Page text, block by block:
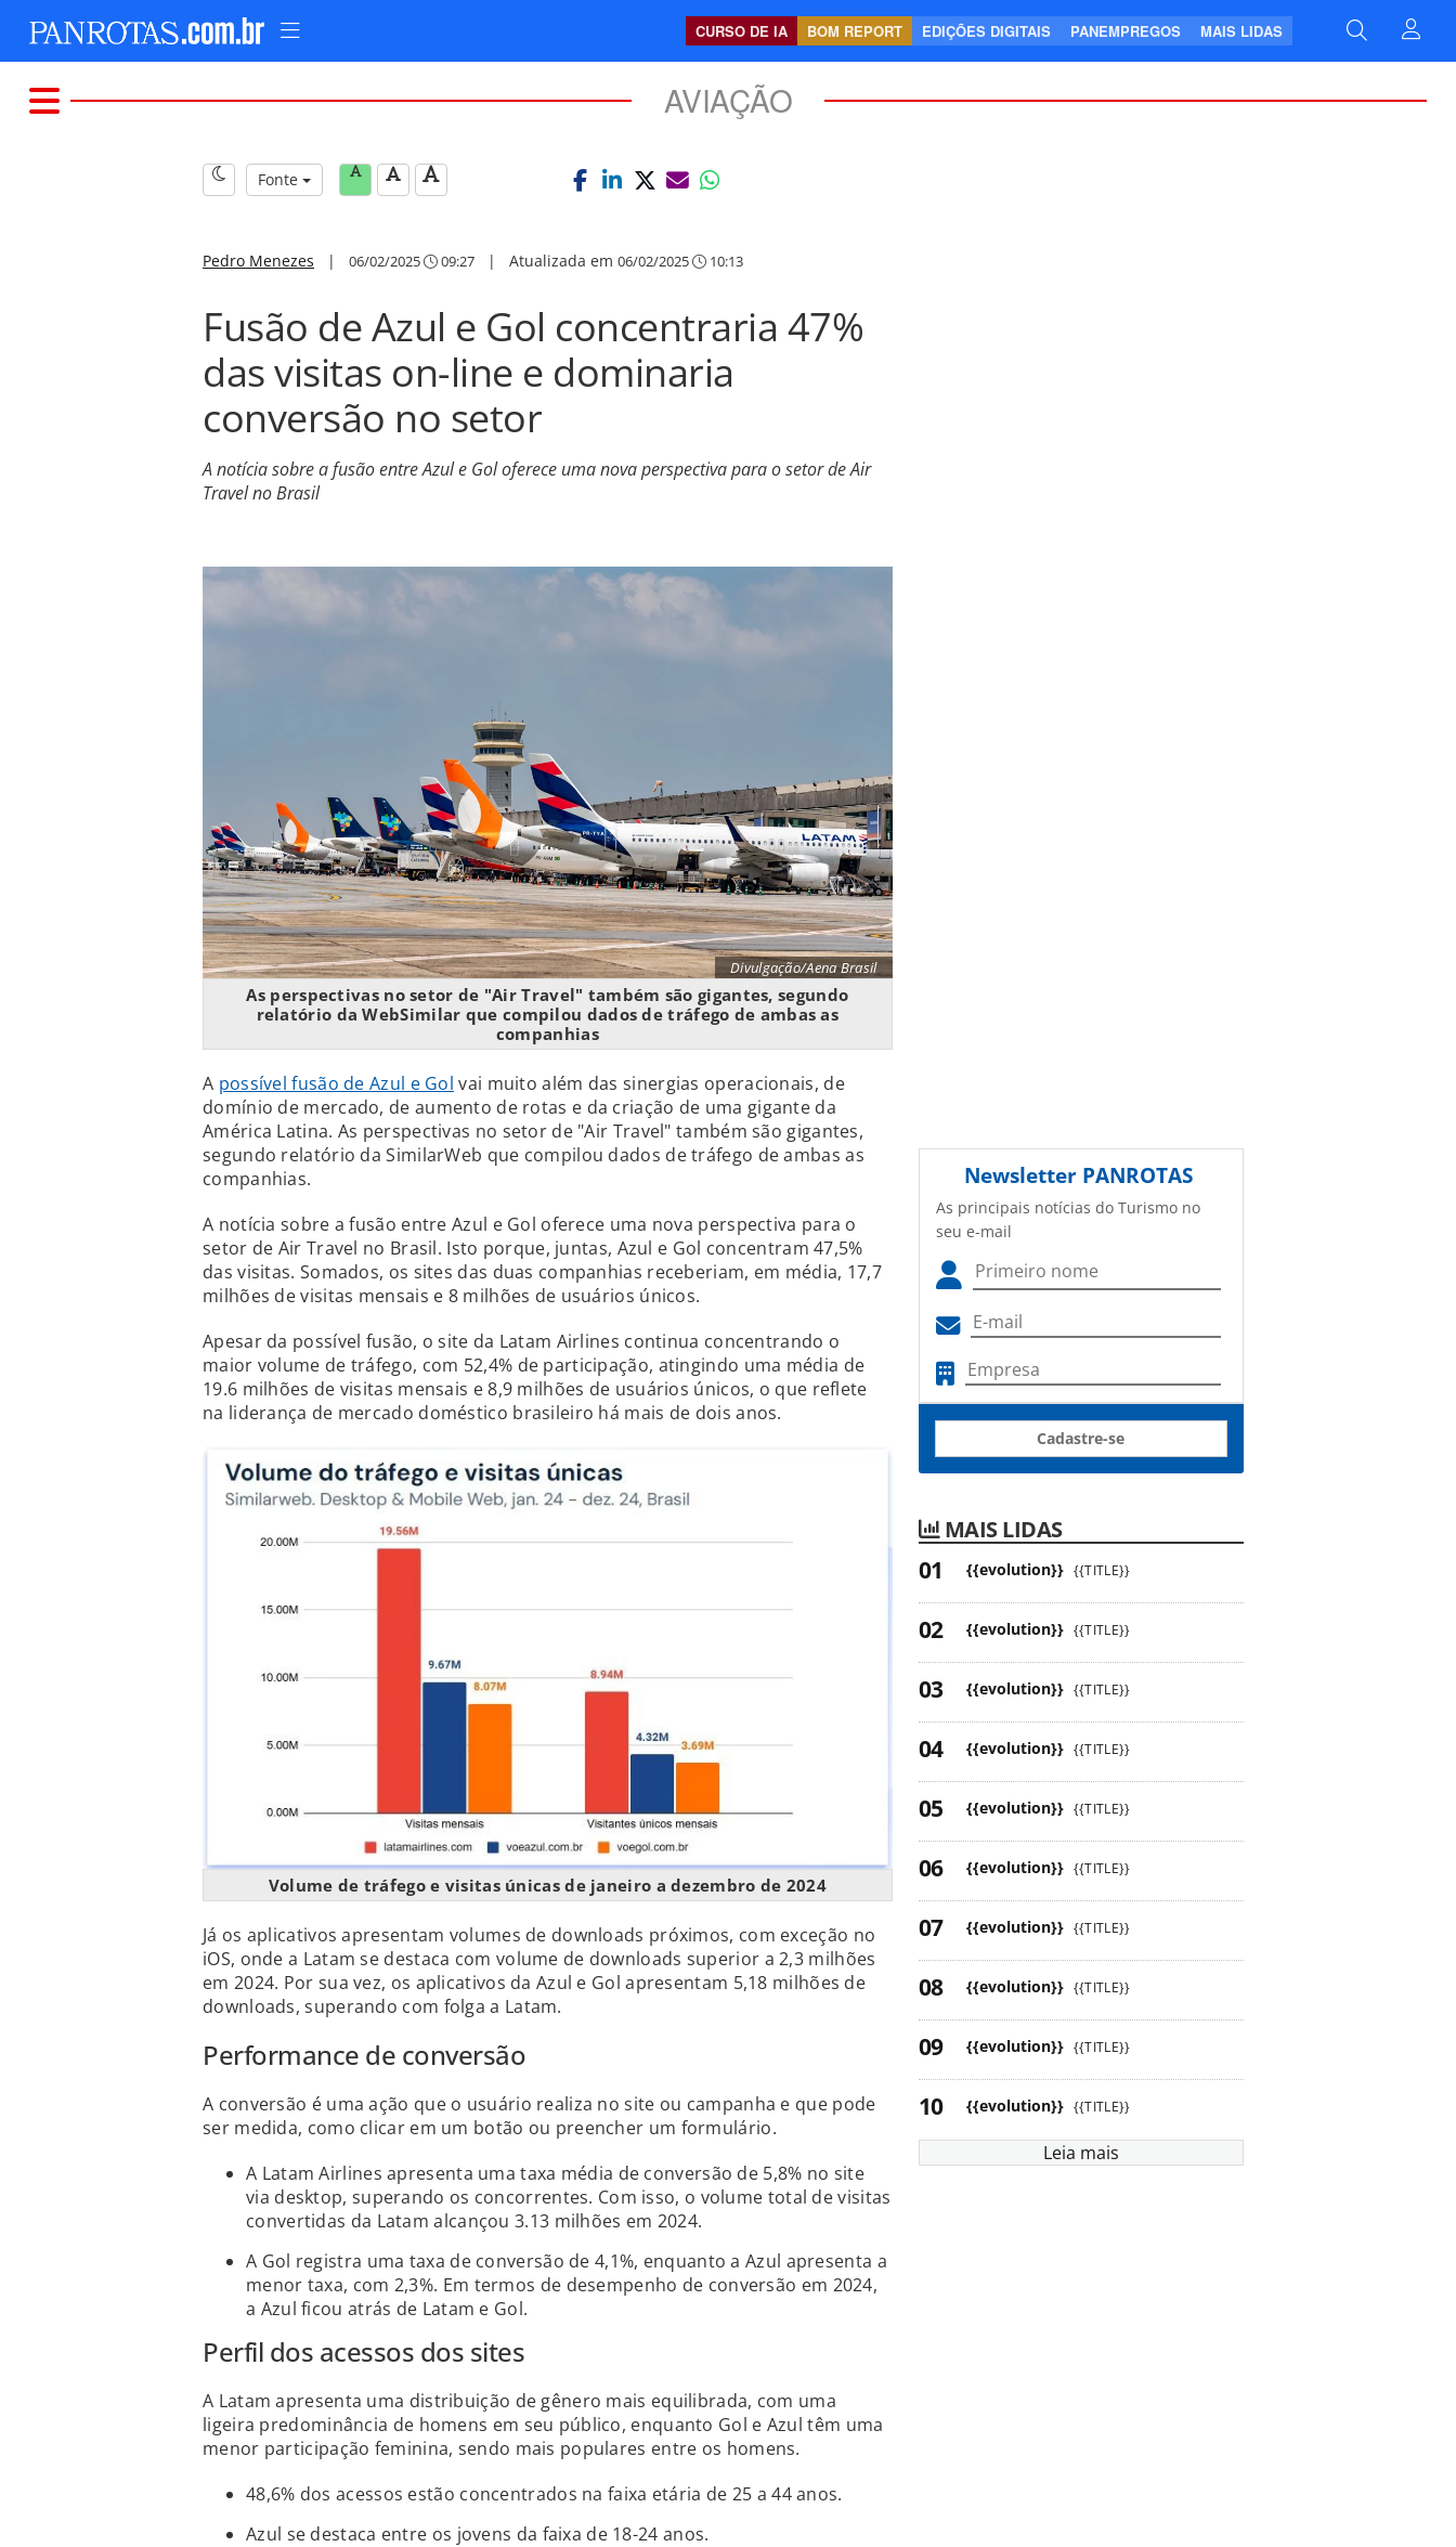
CURSO DE IA BOM REPORT EDIÇÕES DIGITAIS PANEMPREGOS MAIS LIDAS
AVIAÇÃO
Fonte
Pedro Menezes | 06/02/2025 09:27 | Atualizada em 06/02/2025 10:13
Fusão de Azul e Gol concentraria 47%
das visitas on-line e dominaria
conversão no setor
A notícia sobre a fusão entre Azul e Gol oferece uma nova perspectiva para o setor de Air
Travel no Brasil
Divulgação/Aena Brasil
As perspectivas no setor de "Air Travel" também são gigantes, segundo
relatório da WebSimilar que compilou dados de tráfego de ambas as
companhias
A possível fusão de Azul e Gol vai muito além das sinergias operacionais, de
domínio de mercado, de aumento de rotas e da criação de uma gigante da
América Latina. As perspectivas no setor de "Air Travel" também são gigantes,
segundo relatório da SimilarWeb que compilou dados de tráfego de ambas as
companhias.
A notícia sobre a fusão entre Azul e Gol oferece uma nova perspectiva para o
setor de Air Travel no Brasil. Isto porque, juntas, Azul e Gol concentram 47,5%
das visitas. Somados, os sites das duas companhias receberiam, em média, 17,7
milhões de visitas mensais e 8 milhões de usuários únicos.
Apesar da possível fusão, o site da Latam Airlines continua concentrando o
maior volume de tráfego, com 52,4% de participação, atingindo uma média de
19.6 milhões de visitas mensais e 8,9 milhões de usuários únicos, o que reflete
na liderança de mercado doméstico brasileiro há mais de dois anos.
Volume de tráfego e visitas únicas de janeiro a dezembro de 2024
Já os aplicativos apresentam volumes de downloads próximos, com exceção no
iOS, onde a Latam se destaca com volume de downloads superior a 2,3 milhões
em 2024. Por sua vez, os aplicativos da Azul e Gol apresentam 5,18 milhões de
downloads, superando com folga a Latam.
Performance de conversão
A conversão é uma ação que o usuário realiza no site ou campanha e que pode
ser medida, como clicar em um botão ou preencher um formulário.
A Latam Airlines apresenta uma taxa média de conversão de 5,8% no site
via desktop, superando os concorrentes. Com isso, o volume total de visitas
convertidas da Latam alcançou 3.13 milhões em 2024.
A Gol registra uma taxa de conversão de 4,1%, enquanto a Azul apresenta a
menor taxa, com 2,3%. Em termos de desempenho de conversão em 2024,
a Azul ficou atrás de Latam e Gol.
Perfil dos acessos dos sites
A Latam apresenta uma distribuição de gênero mais equilibrada, com uma
ligeira predominância de homens em seu público, enquanto Gol e Azul têm uma
menor participação feminina, sendo mais populares entre os homens.
48,6% dos acessos estão concentrados na faixa etária de 25 a 44 anos.
Azul se destaca entre os jovens da faixa de 18-24 anos.
Newsletter PANROTAS
As principais notícias do Turismo no
seu e-mail
Cadastre-se
MAIS LIDAS
{{evolution}} {{TITLE}}
{{evolution}} {{TITLE}}
{{evolution}} {{TITLE}}
{{evolution}} {{TITLE}}
{{evolution}} {{TITLE}}
{{evolution}} {{TITLE}}
{{evolution}} {{TITLE}}
{{evolution}} {{TITLE}}
{{evolution}} {{TITLE}}
{{evolution}} {{TITLE}}
Leia mais